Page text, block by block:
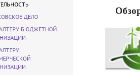
ДЕЛО
БЮДЖЕТНОЙ